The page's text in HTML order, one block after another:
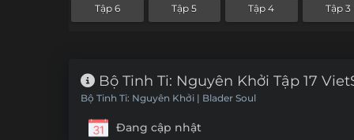
Tập 6 Tập 5 Tập 4 Tập 3
Bộ Tinh Ti: Nguyên Khởi Tập 17
Bộ Tinh Ti: Nguyên Khởi | Blader Soul
Đang cập nhật